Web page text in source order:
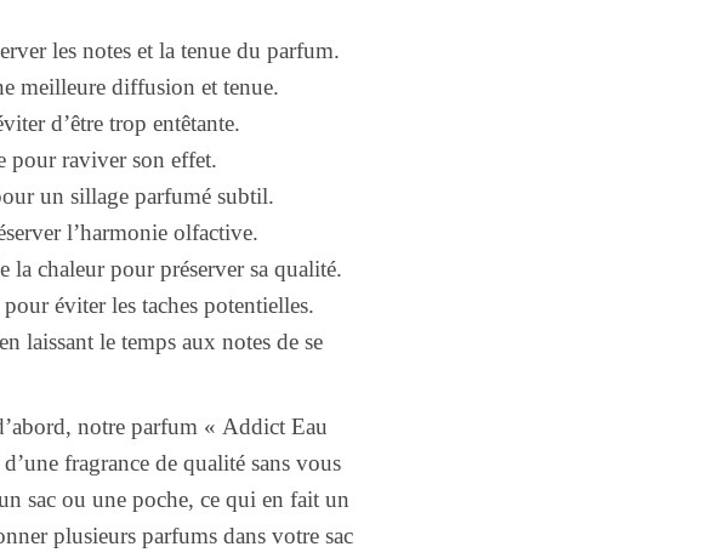
les notes et la tenue du parfum.
meilleure diffusion et tenue.
d’être trop entêtante.
pour raviver son effet.
un sillage parfumé subtil.
l’harmonie olfactive.
la chaleur pour préserver sa qualité.
éviter les taches potentielles.
laissant le temps aux notes de se
notre parfum « Addict Eau
fragrance de qualité sans vous
sac ou une poche, ce qui en fait un
plusieurs parfums dans votre sac